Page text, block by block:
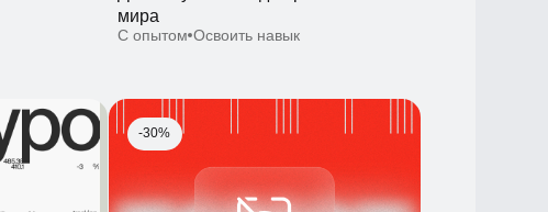
2 ноября 30 дней